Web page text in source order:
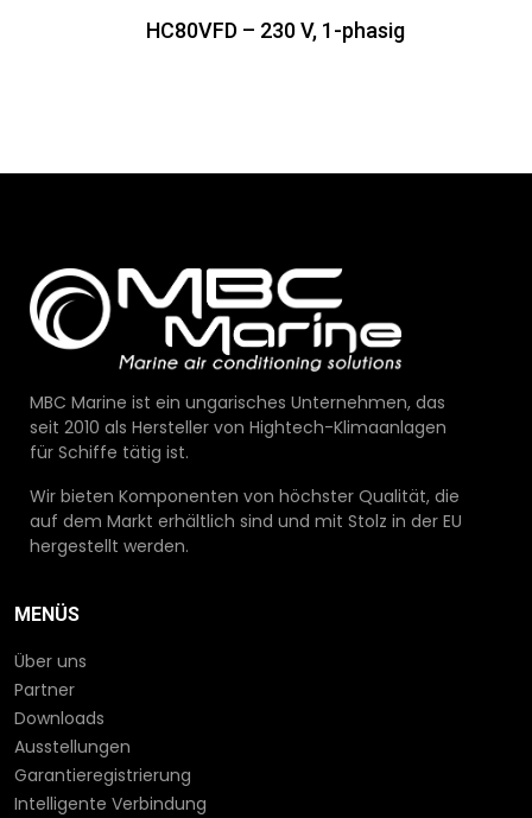
HC80VFD – 230 V, 1-phasig
MBC Marine ist ein ungarisches Unternehmen, das
seit 2010 als Hersteller von Hightech-Klimaanlagen
für Schiffe tätig ist.
Wir bieten Komponenten von höchster Qualität, die
auf dem Markt erhältlich sind und mit Stolz in der EU
hergestellt werden.
MENÜS
Über uns
Partner
Downloads
Ausstellungen
Garantieregistrierung
Intelligente Verbindung